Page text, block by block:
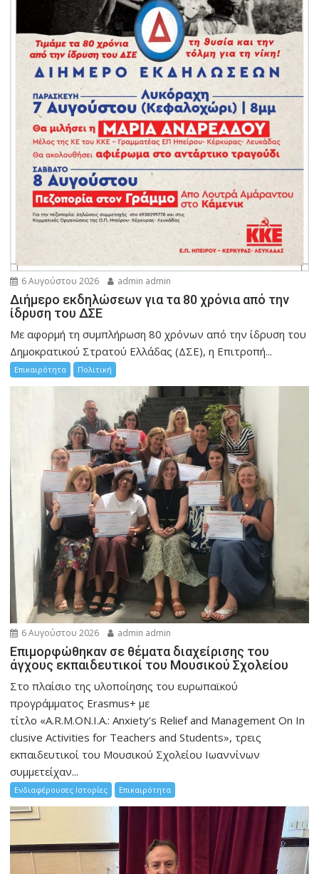
6 Αυγούστου 2026 admin admin
Διήμερο εκδηλώσεων για τα 80 χρόνια από την
ίδρυση του ΔΣΕ
Με αφορμή τη συμπλήρωση 80 χρόνων από την ίδρυση του
Δημοκρατικού Στρατού Ελλάδας (ΔΣΕ), η Επιτροπή...
Επικαιρότητα Πολιτική
6 Αυγούστου 2026 admin admin
Eπιμορφώθηκαν σε θέματα διαχείρισης του
άγχους εκπαιδευτικοί του Μουσικού Σχολείου
Στο πλαίσιο της υλοποίησης του ευρωπαϊκού
προγράμματος Erasmus+ με
τίτλο «A.R.M.ON.I.A.: Anxiety’s Relief and Management On In
clusive Activities for Teachers and Students», τρεις
εκπαιδευτικοί του Μουσικού Σχολείου Ιωαννίνων
συμμετείχαν...
Ενδιαφέρουσες Ιστορίες Επικαιρότητα